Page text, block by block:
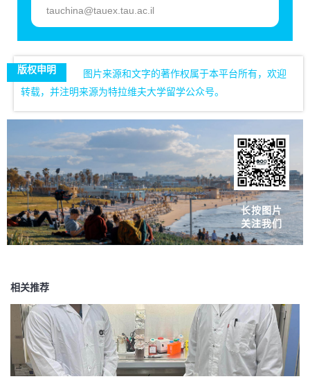
tauchina@tauex.tau.ac.il
版权申明
图片来源和文字的著作权属于本平台所有，欢迎
转载，并注明来源为特拉维夫大学留学公众号。
长按图片
关注我们
相关推荐